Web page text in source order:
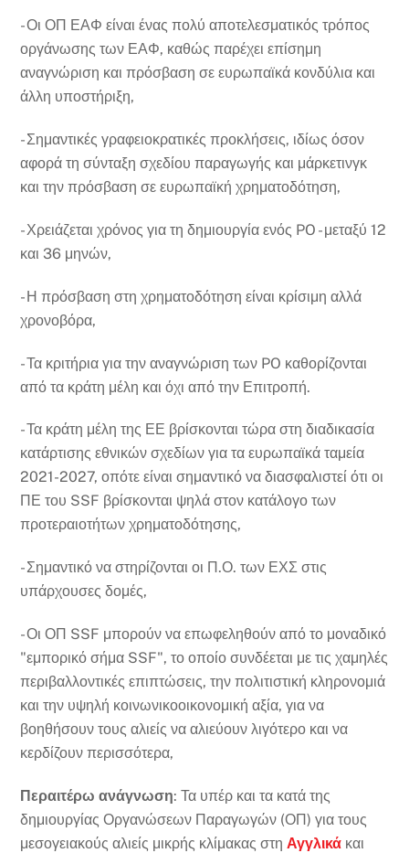
- Οι ΟΠ ΕΑΦ είναι ένας πολύ αποτελεσματικός τρόπος
οργάνωσης των ΕΑΦ, καθώς παρέχει επίσημη
αναγνώριση και πρόσβαση σε ευρωπαϊκά κονδύλια και
άλλη υποστήριξη,
- Σημαντικές γραφειοκρατικές προκλήσεις, ιδίως όσον
αφορά τη σύνταξη σχεδίου παραγωγής και μάρκετινγκ
και την πρόσβαση σε ευρωπαϊκή χρηματοδότηση,
- Χρειάζεται χρόνος για τη δημιουργία ενός PO - μεταξύ 12
και 36 μηνών,
- Η πρόσβαση στη χρηματοδότηση είναι κρίσιμη αλλά
χρονοβόρα,
- Τα κριτήρια για την αναγνώριση των PO καθορίζονται
από τα κράτη μέλη και όχι από την Επιτροπή.
- Τα κράτη μέλη της ΕΕ βρίσκονται τώρα στη διαδικασία
κατάρτισης εθνικών σχεδίων για τα ευρωπαϊκά ταμεία
2021-2027, οπότε είναι σημαντικό να διασφαλιστεί ότι οι
ΠΕ του SSF βρίσκονται ψηλά στον κατάλογο των
προτεραιοτήτων χρηματοδότησης,
- Σημαντικό να στηρίζονται οι Π.Ο. των ΕΧΣ στις
υπάρχουσες δομές,
- Οι ΟΠ SSF μπορούν να επωφεληθούν από το μοναδικό
"εμπορικό σήμα SSF", το οποίο συνδέεται με τις χαμηλές
περιβαλλοντικές επιπτώσεις, την πολιτιστική κληρονομιά
και την υψηλή κοινωνικοοικονομική αξία, για να
βοηθήσουν τους αλιείς να αλιεύουν λιγότερο και να
κερδίζουν περισσότερα,
Περαιτέρω ανάγνωση: Τα υπέρ και τα κατά της
δημιουργίας Οργανώσεων Παραγωγών (ΟΠ) για τους
μεσογειακούς αλιείς μικρής κλίμακας στηΑγγλικά και